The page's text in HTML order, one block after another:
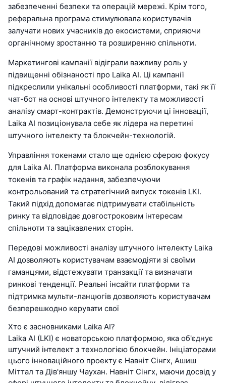
забезпеченні безпеки та операцій мережі. Крім того,
реферальна програма стимулювала користувачів
залучати нових учасників до екосистеми, сприяючи
органічному зростанню та розширенню спільноти.
Маркетингові кампанії відіграли важливу роль у
підвищенні обізнаності про Laika AI. Ці кампанії
підкреслили унікальні особливості платформи, такі як її
чат-бот на основі штучного інтелекту та можливості
аналізу смарт-контрактів. Демонструючи ці інновації,
Laika AI позиціонувала себе як лідера на перетині
штучного інтелекту та блокчейн-технологій.
Управління токенами стало ще однією сферою фокусу
для Laika AI. Платформа виконала розблокування
токенів та графік надання, забезпечуючи
контрольований та стратегічний випуск токенів LKI.
Такий підхід допомагає підтримувати стабільність
ринку та відповідає довгостроковим інтересам
спільноти та зацікавлених сторін.
Передові можливості аналізу штучного інтелекту Laika
AI дозволяють користувачам взаємодіяти зі своїми
гаманцями, відстежувати транзакції та визначати
ринкові тенденції. Реальні інсайти платформи та
підтримка мульти-ланцюгів дозволяють користувачам
безперешкодно керувати свої
Хто є засновниками Laika AI?
Laika AI (LKI) є новаторською платформою, яка об'єднує
штучний інтелект з технологією блокчейн. Ініціаторами
цього інноваційного проекту є Навніт Сінгх, Ашиш
Міттал та Дів'яншу Чаухан. Навніт Сінгх, маючи досвід у